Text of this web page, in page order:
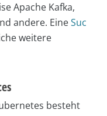
Apache Kafka,
andere. EineSuc
weitere
besteht